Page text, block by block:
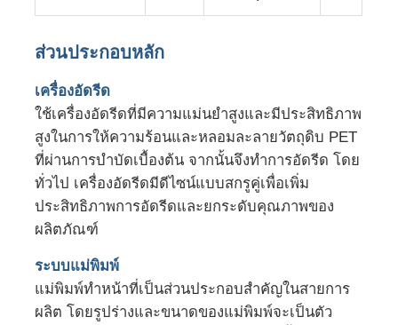
สายดัดแผ่น PVC Edge Banding
เครื่องกลมกลมกลมกลม
ส่วนประกอบหลัก
เครื่องอัดรีด
ใช้เครื่องอัดรีดที่มีความแม่นยำสูงและมีประสิทธิภาพ
สูงในการให้ความร้อนและหลอมละลายวัตถุดิบ PET
ที่ผ่านการบำบัดเบื้องต้น จากนั้นจึงทำการอัดรีด โดย
ทั่วไป เครื่องอัดรีดมีดีไซน์แบบสกรูคู่เพื่อเพิ่ม
ประสิทธิภาพการอัดรีดและยกระดับคุณภาพของ
ผลิตภัณฑ์
ระบบแม่พิมพ์
แม่พิมพ์ทำหน้าที่เป็นส่วนประกอบสำคัญในสายการ
ผลิต โดยรูปร่างและขนาดของแม่พิมพ์จะเป็นตัว